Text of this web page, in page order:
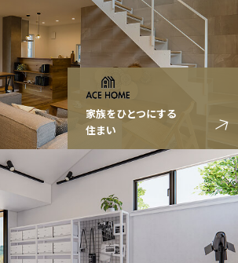
家族をひとつにする
住まい